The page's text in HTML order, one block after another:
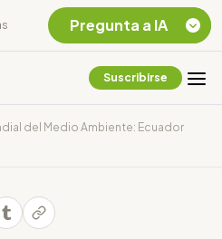
Suscribirse
del Medio Ambiente: Ecuador
Pregunta a IA
Chevron Ecuador